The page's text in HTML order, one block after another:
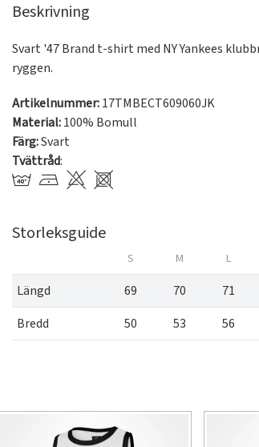
Beskrivning
Svart '47 Brand t-shirt med NY Yankees
ryggen.
Artikelnummer:17TMBECT609060JK
Material:100% Bomull
Färg:Svart
Tvättråd:
Storleksguide
S M L
Längd 69 70 71
Bredd
50 53 56